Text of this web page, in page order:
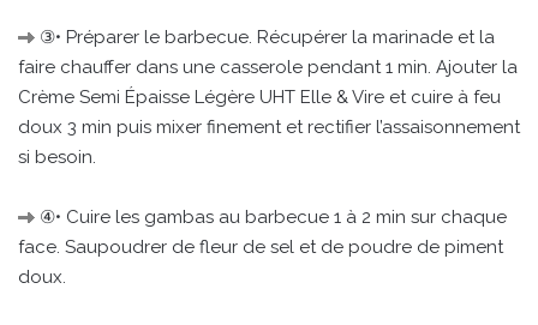
③• Préparer le barbecue. Récupérer la marinade et la
faire chauffer dans une casserole pendant 1 min. Ajouter la
Crème Semi Épaisse Légère UHT Elle & Vire et cuire à feu
doux 3 min puis mixer finement et rectifier l’assaisonnement
si besoin.
④• Cuire les gambas au barbecue 1 à 2 min sur chaque
face. Saupoudrer de fleur de sel et de poudre de piment
doux.